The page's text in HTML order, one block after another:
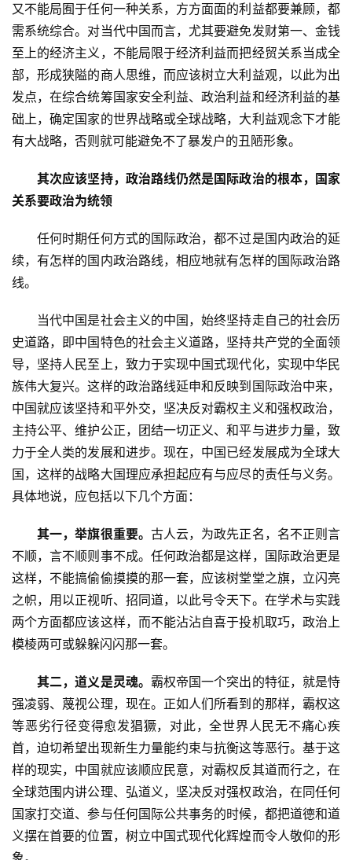
又不能局囿于任何一种关系，方方面面的利益都要兼顾，都
需系统综合。对当代中国而言，尤其要避免发财第一、金钱
至上的经济主义，不能局限于经济利益而把经贸关系当成全
部，形成狭隘的商人思维，而应该树立大利益观，以此为出
发点，在综合统筹国家安全利益、政治利益和经济利益的基
础上，确定国家的世界战略或全球战略，大利益观念下才能
有大战略，否则就可能避免不了暴发户的丑陋形象。
其次应该坚持，政治路线仍然是国际政治的根本，国家
关系要政治为统领
任何时期任何方式的国际政治，都不过是国内政治的延
续，有怎样的国内政治路线，相应地就有怎样的国际政治路
线。
当代中国是社会主义的中国，始终坚持走自己的社会历
史道路，即中国特色的社会主义道路，坚持共产党的全面领
导，坚持人民至上，致力于实现中国式现代化，实现中华民
族伟大复兴。这样的政治路线延申和反映到国际政治中来，
中国就应该坚持和平外交，坚决反对霸权主义和强权政治，
主持公平、维护公正，团结一切正义、和平与进步力量，致
力于全人类的发展和进步。现在，中国已经发展成为全球大
国，这样的战略大国理应承担起应有与应尽的责任与义务。
具体地说，应包括以下几个方面：
其一，举旗很重要。 古人云，为政先正名，名不正则言
不顺，言不顺则事不成。任何政治都是这样，国际政治更是
这样，不能搞偷偷摸摸的那一套，应该树堂堂之旗，立闪亮
之帜，用以正视听、招同道，以此号令天下。在学术与实践
两个方面都应该这样，而不能沾沾自喜于投机取巧，政治上
模棱两可或躲躲闪闪那一套。
其二，道义是灵魂。 霸权帝国一个突出的特征，就是恃
强凌弱、蔑视公理，现在。正如人们所看到的那样，霸权这
等恶劣行径变得愈发猖獗，对此，全世界人民无不痛心疾
首，迫切希望出现新生力量能约束与抗衡这等恶行。基于这
样的现实，中国就应该顺应民意，对霸权反其道而行之，在
全球范围内讲公理、弘道义，坚决反对强权政治，在同任何
国家打交道、参与任何国际公共事务的时候，都把道德和道
义摆在首要的位置，树立中国式现代化辉煌而令人敬仰的形